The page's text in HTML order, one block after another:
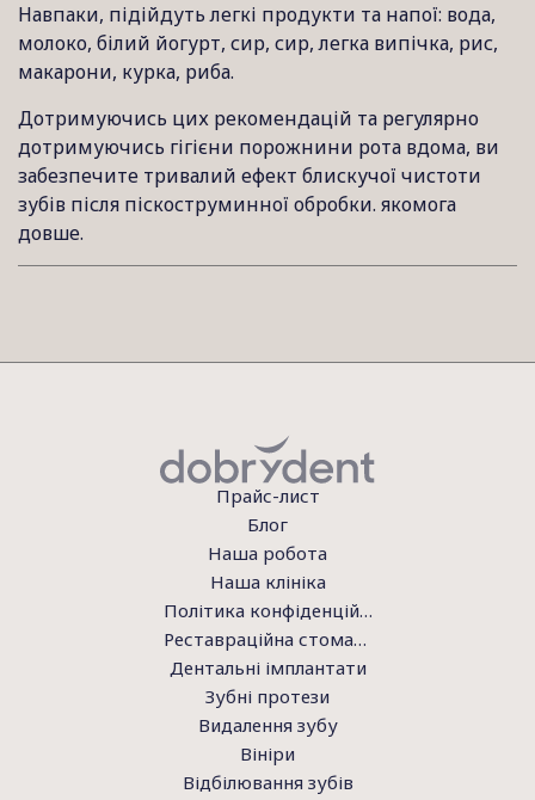
Навпаки, підійдуть легкі продукти та напої: вода,
молоко, білий йогурт, сир, сир, легка випічка, рис,
макарони, курка, риба.
Дотримуючись цих рекомендацій та регулярно
дотримуючись гігієни порожнини рота вдома, ви
забезпечите тривалий ефект блискучої чистоти
зубів після піскоструминної обробки. якомога
довше.
Прайс-лист
Блог
Наша робота
Наша клініка
Політика конфіденційності
Реставраційна стоматологія
Дентальні імплантати
Зубні протези
Видалення зубу
Вініри
Відбілювання зубів